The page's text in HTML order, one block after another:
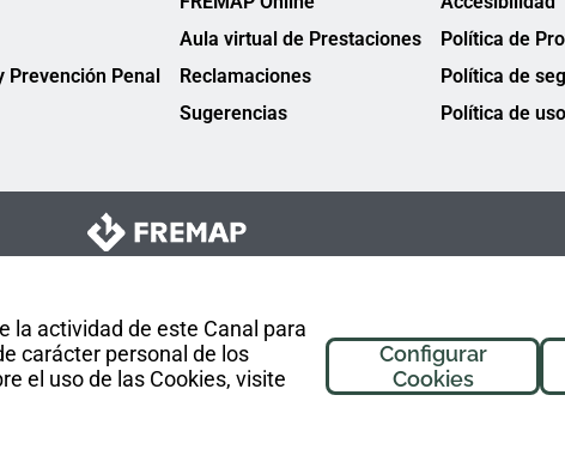
la actividad de este Canal para
carácter personal de los
el uso de las Cookies, visite
Configurar
Cookies
Prevención Penal
Aula virtual de Prestaciones
Reclamaciones
Sugerencias
Política de
Política de
Política de